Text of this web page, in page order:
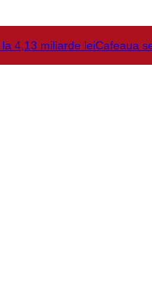
4,13 miliarde leiCafeaua